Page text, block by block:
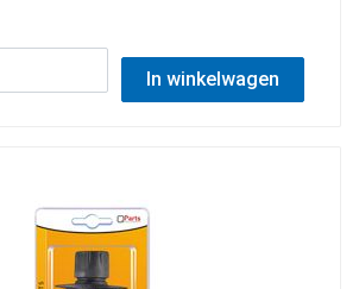
In winkelwagen